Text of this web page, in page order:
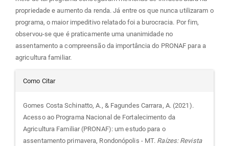
propriedade e aumento da renda. Já entre os que nunca utilizaram o
programa, o maior impeditivo relatado foi a burocracia. Por fim,
observou-se que é praticamente uma unanimidade no
assentamento a compreensão da importância do PRONAF para a
agricultura familiar.
Detalhes
do
artigo
Como Citar
Gomes Costa Schinatto, A., & Fagundes Carrara, A. (2021).
Acesso ao Programa Nacional de Fortalecimento da
Agricultura Familiar (PRONAF): um estudo para o
assentamento primavera, Rondonópolis - MT. Raízes: Revista